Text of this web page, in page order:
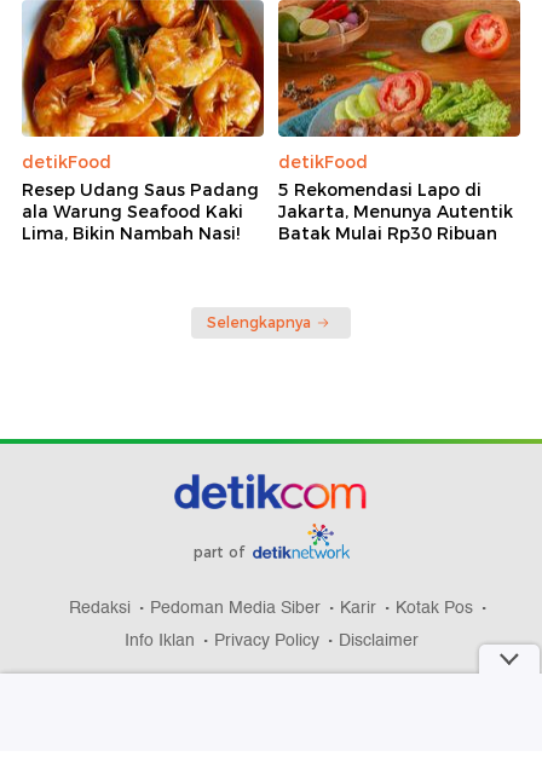
detikFood
Resep Udang Saus Padang
ala Warung Seafood Kaki
Lima, Bikin Nambah Nasi!
detikFood
5 Rekomendasi Lapo di
Jakarta, Menunya Autentik
Batak Mulai Rp30 Ribuan
Selengkapnya
part of
Redaksi Pedoman Media Siber Karir
Kotak Pos
Info Iklan
Privacy Policy Disclaimer